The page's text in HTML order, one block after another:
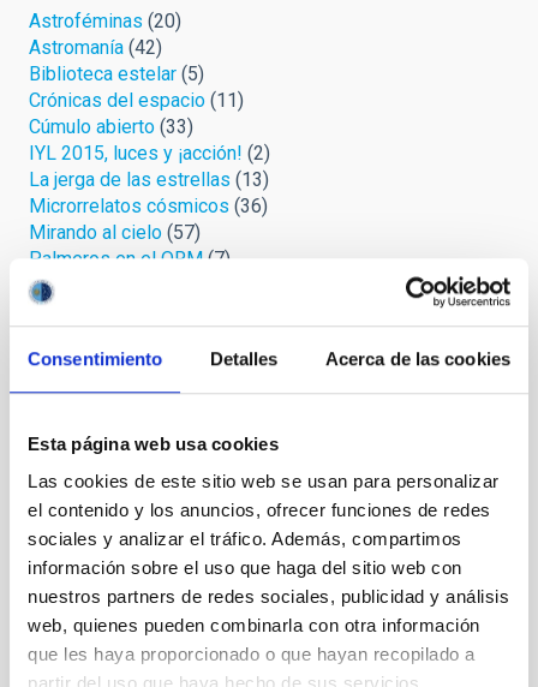
Consentimiento Detalles Acerca de las cookies
Esta página web usa cookies
Las cookies de este sitio web se usan para personalizar
el contenido y los anuncios, ofrecer funciones de redes
sociales y analizar el tráfico. Además, compartimos
información sobre el uso que haga del sitio web con
nuestros partners de redes sociales, publicidad y análisis
web, quienes pueden combinarla con otra información
que les haya proporcionado o que hayan recopilado a
Astroféminas (20)
Astromanía (42)
Biblioteca estelar (5)
Crónicas del espacio (11)
Cúmulo abierto (33)
IYL 2015, luces y ¡acción! (2)
La jerga de las estrellas (13)
Microrrelatos cósmicos (36)
Mirando al cielo (57)
Palmeros en el ORM (7)
Protege tu cielo
Relatos celestes
Safari cósmico(6)
Sin categoría(1)
Archivo
Agosto 2026(3)
Julio 2026(7)
Junio 2026(2)
Abril 2026(1)
Marzo 2026
Febrero 2026(3)